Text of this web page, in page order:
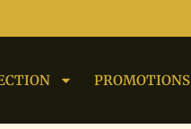
PROMOTIONS